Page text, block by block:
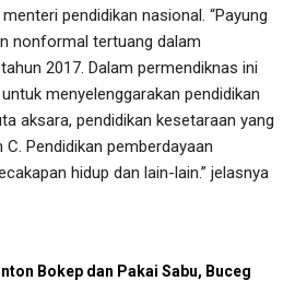
pendidikan nasional. “Payung
nonformal tertuang dalam
2017. Dalam permendiknas ini
menyelenggarakan pendidikan
aksara, pendidikan kesetaraan yang
Pendidikan pemberdayaan
hidup dan lain-lain.” jelasnya
Bokep dan Pakai Sabu, Buceg